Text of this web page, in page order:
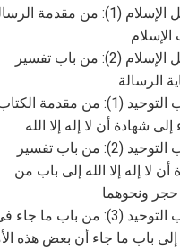
09_ شرح فضل الإسلام (1): من مقدمة
10_ شرح فضل الإسلام (2): من باب تفسير
الرسالة
11_ شرح كتاب التوحيد (1): من مقدمة
شهادة أن لا إله إلا الله
12_ شرح كتاب التوحيد (2): من باب تفسير
أن لا إله إلا الله إلى باب من
ونحوهما
13_ شرح كتاب التوحيد (3): من باب ما
إلى باب ما جاء أن بعض هذه